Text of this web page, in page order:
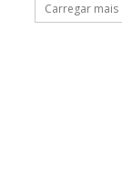
Carregar mais